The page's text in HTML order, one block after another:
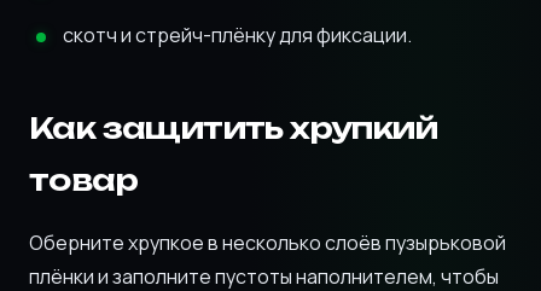
скотч и стрейч-плёнку для фиксации.
Как защитить хрупкий
товар
Оберните хрупкое в несколько слоёв пузырьковой
плёнки и заполните пустоты наполнителем, чтобы